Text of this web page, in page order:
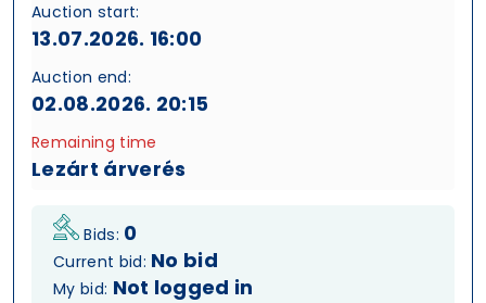
Auction start:
13.07.2026. 16:00
Auction end:
02.08.2026. 20:15
Remaining time
Lezárt árverés
Bids: 0
Current bid: No bid
My bid: Not logged in